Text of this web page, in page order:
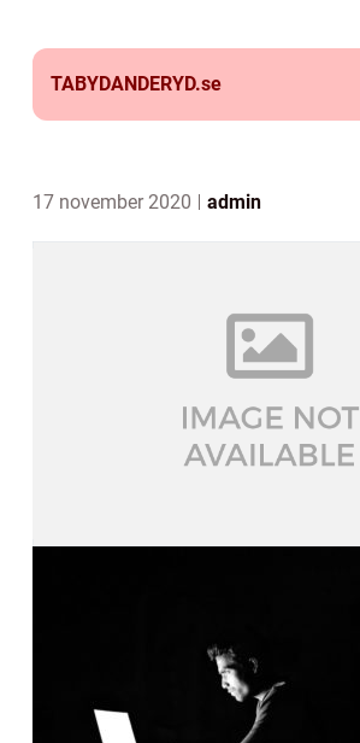
TABYDANDERYD.se
17 november 2020 admin